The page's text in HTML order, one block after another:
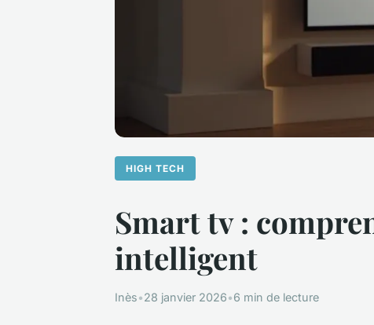
HIGH TECH
Smart tv :
intelligent
Inès•28 janvier 2026•6 min de lecture